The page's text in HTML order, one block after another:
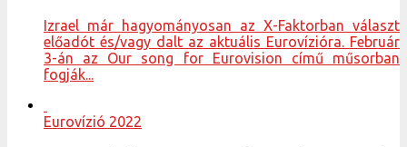
Izrael már hagyományosan az X-Faktorban választ
előadót és/vagy dalt az aktuális Eurovízióra. Február
3-án az Our song for Eurovision című műsorban
fogják...
Eurovízió 2022